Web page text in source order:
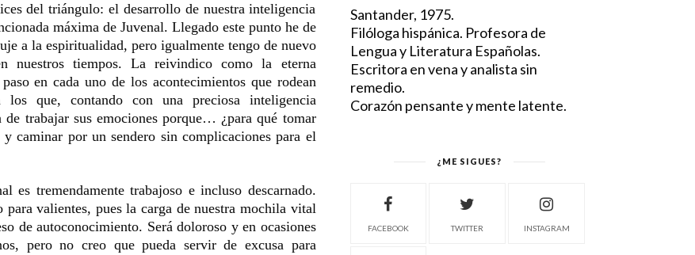
del triángulo: el desarrollo de nuestra inteligencia
máxima de Juvenal. Llegado este punto he de
a la espiritualidad, pero igualmente tengo de nuevo
nuestros tiempos. La reivindico como la eterna
en cada uno de los acontecimientos que rodean
los que, contando con una preciosa inteligencia
trabajar sus emociones porque… ¿para qué tomar
caminar por un sendero sin complicaciones para el
es tremendamente trabajoso e incluso descarnado.
valientes, pues la carga de nuestra mochila vital
de autoconocimiento. Será doloroso y en ocasiones
pero no creo que pueda servir de excusa para
Santander, 1975.
Filóloga hispánica. Profesora de
Lengua y Literatura Españolas.
Escritora en vena y analista sin
remedio.
Corazón pensante y mente latente.
¿ME SIGUES?
FACEBOOK TWITTER INSTAGRAM